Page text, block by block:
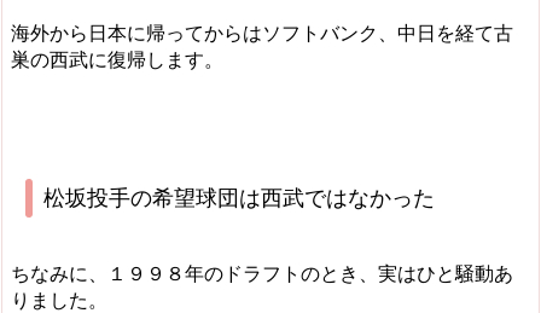
海外から日本に帰ってからはソフトバンク、中日を経て古
巣の西武に復帰します。
松坂投手の希望球団は西武ではなかった
ちなみに、１９９８年のドラフトのとき、実はひと騒動あ
りました。